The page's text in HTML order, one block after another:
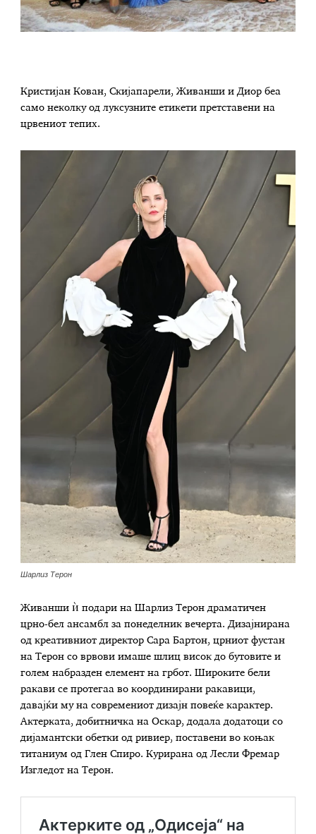
Кристијан Кован, Скијапарели, Живанши и Диор беа
само неколку од луксузните етикети претставени на
црвениот тепих.
Шарлиз Терон
Живанши ѝ подари на Шарлиз Терон драматичен
црно-бел ансамбл за понеделник вечерта. Дизајнирана
од креативниот директор Сара Бартон, црниот фустан
на Терон со врвови имаше шлиц висок до бутовите и
голем набразден елемент на грбот. Широките бели
ракави се протегаа во координирани ракавици,
давајќи му на современиот дизајн повеќе карактер.
Актерката, добитничка на Оскар, додала додатоци со
дијамантски обетки од ривиер, поставени во коњак
титаниум од Глен Спиро. Курирана од Лесли Фремар
Изгледот на Терон.